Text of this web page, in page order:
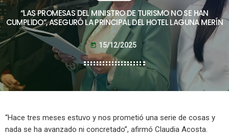
“LAS PROMESAS DEL MINISTRO DE TURISMO NO SE HAN
CUMPLIDO”, ASEGURÓ LA PRINCIPAL DEL HOTEL LAGUNA MERÍN
today 15/12/2025
“Hace tres meses estuvo y nos prometió una serie de cosas y
nada se ha avanzado ni concretado”, afirmó Claudia Acosta.